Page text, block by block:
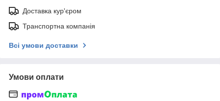
Доставка кур'єром
Транспортна компанія
Всі умови доставки
Умови оплати